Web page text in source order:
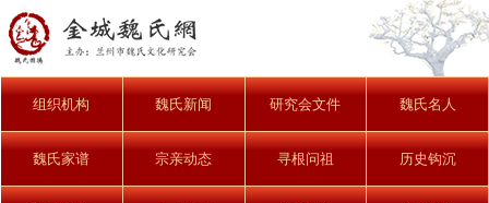
组织机构 魏氏新闻 研究会文件 魏氏名人
魏氏家谱 宗亲动态 寻根问祖 历史钩沉